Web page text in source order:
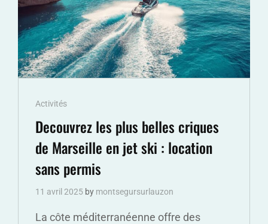
BOOKING
Cat
Links
Activités
Decouvrez les plus belles criques
de Marseille en jet ski : location
sans permis
11 avril 2025 by montsegursurlauzon
La côte méditerranéenne offre des